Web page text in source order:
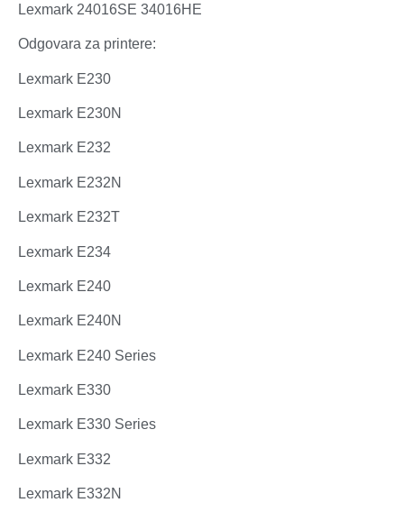
Lexmark 24016SE 34016HE
Odgovara za printere:
Lexmark E230
Lexmark E230N
Lexmark E232
Lexmark E232N
Lexmark E232T
Lexmark E234
Lexmark E240
Lexmark E240N
Lexmark E240 Series
Lexmark E330
Lexmark E330 Series
Lexmark E332
Lexmark E332N